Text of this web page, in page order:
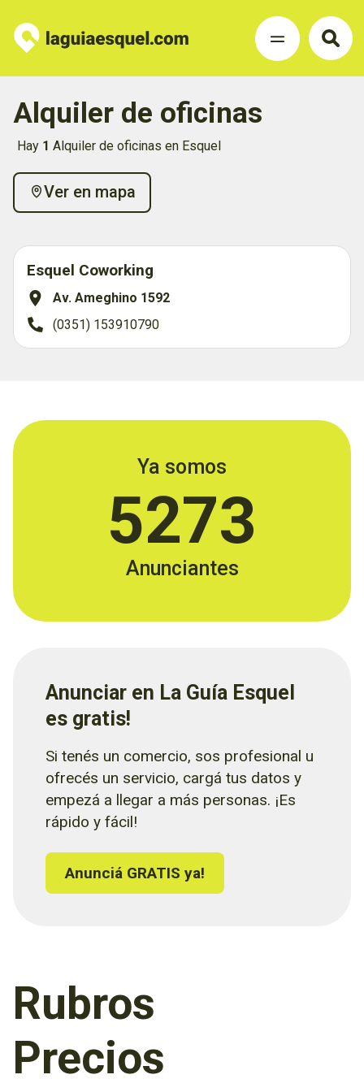
Alquiler de oficinas
Hay 1 Alquiler de oficinas en Esquel
Ver en mapa
Esquel Coworking
Av. Ameghino 1592
(0351) 153910790
Ya somos
5273
Anunciantes
Anunciar en La Guía Esquel
es gratis!
Si tenés un comercio, sos profesional u
ofrecés un servicio, cargá tus datos y
empezá a llegar a más personas. ¡Es
rápido y fácil!
Anunciá GRATIS ya!
Rubros
Precios